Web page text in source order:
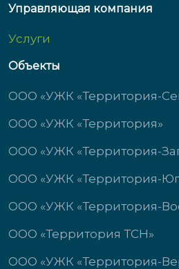
Управляющая компания
Услуги
Объекты
ООО «УЖК «Территория-
ООО «УЖК «Территория»
ООО «УЖК «Территория-
ООО «УЖК «Территория-
ООО «УЖК «Территория-
ООО «Территория ТСН»
ООО «УЖК «Территория-